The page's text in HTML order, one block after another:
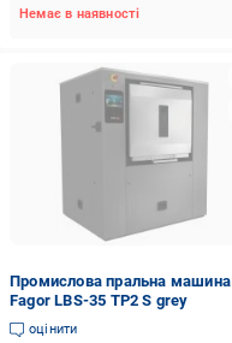
Немає в наявності
Промислова пральна машина
Fagor LBS-35 TP2 S grey
оцінити